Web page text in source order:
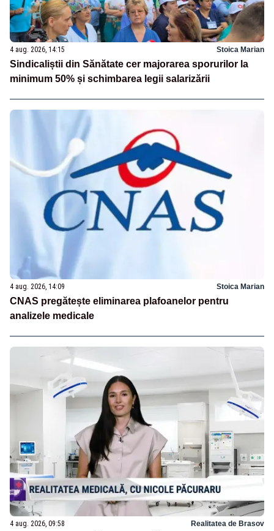
4 aug. 2026, 14:15 Stoica Marian
Sindicaliștii din Sănătate cer majorarea sporurilor la
minimum 50% și schimbarea legii salarizării
4 aug. 2026, 14:09 Stoica Marian
CNAS pregătește eliminarea plafoanelor pentru
analizele medicale
4 aug. 2026, 09:58 Realitatea de Brasov